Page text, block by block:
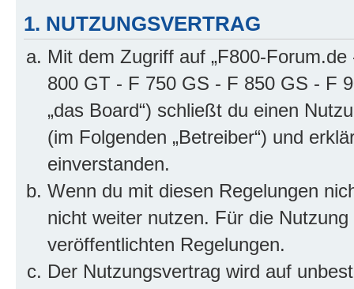
1. NUTZUNGSVERTRAG
Mit dem Zugriff auf „F800-
800 GT - F 750 GS - F 850 GS - F
„das Board“) schließt du einen
(im Folgenden „Betreiber“) und
einverstanden.
Wenn du mit diesen Regelungen
nicht weiter nutzen. Für die
veröffentlichten Regelungen.
Der Nutzungsvertrag wird auf